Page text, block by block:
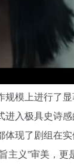
模上进行了
入极具史诗
现了剧组在
主义”审美，